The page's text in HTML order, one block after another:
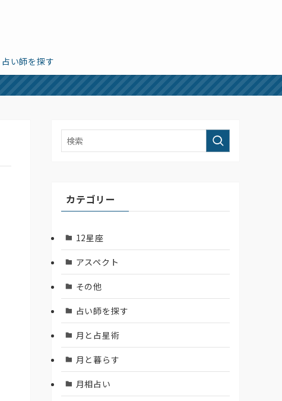
占い師を探す
カテゴリー
12星座
アスペクト
その他
占い師を探す
月と占星術
月と暮らす
月相占い